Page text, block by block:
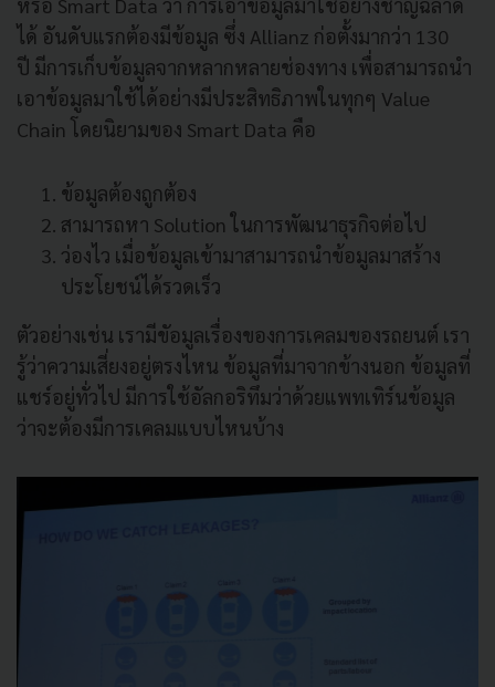
หรือ Smart Data ว่า การเอาข้อมูลมาใช้อย่างชาญฉลาด
ได้ อันดับแรกต้องมีข้อมูล ซึ่ง Allianz ก่อตั้งมากว่า 130
ปี มีการเก็บข้อมูลจากหลากหลายช่องทาง เพื่อสามารถนำ
เอาข้อมูลมาใช้ได้อย่างมีประสิทธิภาพในทุกๆ Value
Chain โดยนิยามของ Smart Data คือ
ข้อมูลต้องถูกต้อง
สามารถหา Solution ในการพัฒนาธุรกิจต่อไป
ว่องไว เมื่อข้อมูลเข้ามาสามารถนำข้อมูลมาสร้าง
ประโยชน์ได้รวดเร็ว
ตัวอย่างเช่น เรามีขัอมูลเรื่องของการเคลมของรถยนต์ เรา
รู้ว่าความเสี่ยงอยู่ตรงไหน ข้อมูลที่มาจากข้างนอก ข้อมูลที่
แชร์อยู่ทั่วไป มีการใช้อัลกอริทึมว่าด้วยแพทเทิร์นข้อมูล
ว่าจะต้องมีการเคลมแบบไหนบ้าง